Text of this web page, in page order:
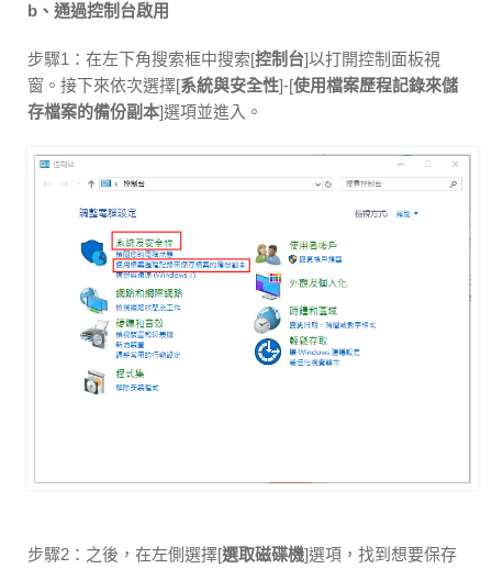
b、通過控制台啟用
步驟1：在左下角搜索框中搜索[控制台]以打開控制面板視
窗。接下來依次選擇[系統與安全性]-[使用檔案歷程記錄來儲
存檔案的備份副本]選項並進入。
步驟2：之後，在左側選擇[選取磁碟機]選項，找到想要保存